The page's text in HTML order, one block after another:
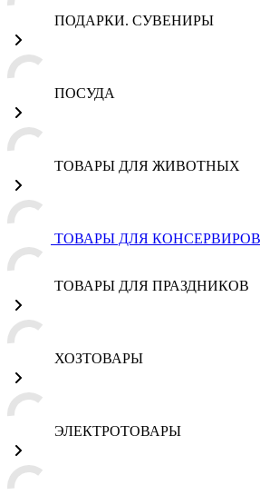
ПОДАРКИ. СУВЕНИРЫ
ПОСУДА
ТОВАРЫ ДЛЯ ЖИВОТНЫХ
ТОВАРЫ ДЛЯ
ТОВАРЫ ДЛЯ ПРАЗДНИКОВ
ХОЗТОВАРЫ
ЭЛЕКТРОТОВАРЫ